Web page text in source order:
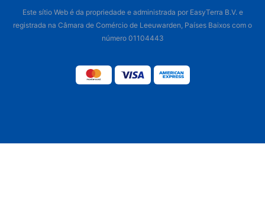
Este sítio Web é da propriedade e administrada por EasyTerra B.V. e
registrada na Câmara de Comércio de Leeuwarden, Países Baixos com o
número 01104443